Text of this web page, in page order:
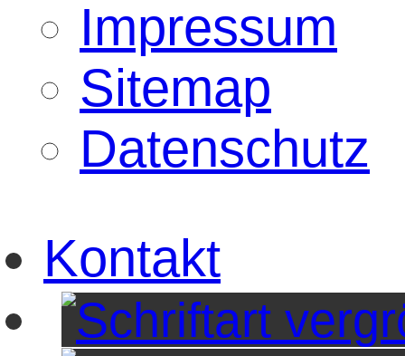
Impressum
Sitemap
Datenschutz
Kontakt